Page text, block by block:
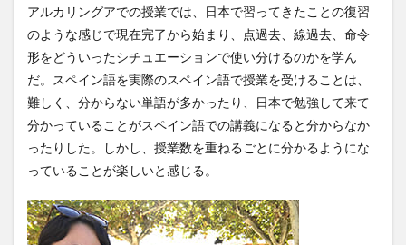
アルカリングアでの授業では、日本で習ってきたことの復習
のような感じで現在完了から始まり、点過去、線過去、命令
形をどういったシチュエーションで使い分けるのかを学ん
だ。スペイン語を実際のスペイン語で授業を受けることは、
難しく、分からない単語が多かったり、日本で勉強して来て
分かっていることがスペイン語での講義になると分からなか
ったりした。しかし、授業数を重ねるごとに分かるようにな
っていることが楽しいと感じる。
スペイン・アルカラ大学Alcalingua留学
スペイントレド
スペインバルセロナ
スペインマドリード
スペイン留学
スペイン語
ソウル女子大学校
ソウル女子大学校留学
ダーラナ大学留学
ダブル・ディグリー・プログラム
テンプル大学ジャパン(TUJ)
ドイツ
ニュース
ベトナム国家大学
ベトナム国家大学ハノイ人文社会科学大学留学